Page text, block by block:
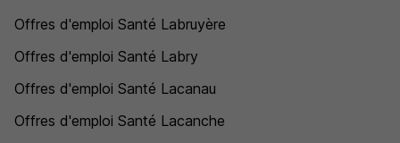
Offres d'emploi Santé Labruyère
Offres d'emploi Santé Labry
Offres d'emploi Santé Lacanau
Offres d'emploi Santé Lacanche